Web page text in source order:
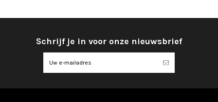
Schrijf je in voor onze nieuwsbrief